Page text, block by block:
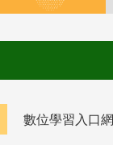
數位學習入口網